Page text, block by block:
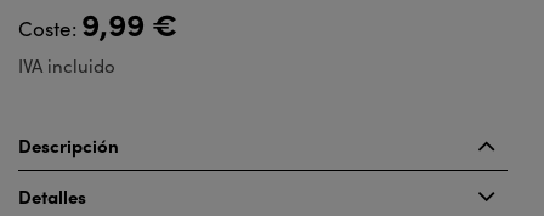
Coste: 9,99 €
IVA incluido
Descripción
Detalles